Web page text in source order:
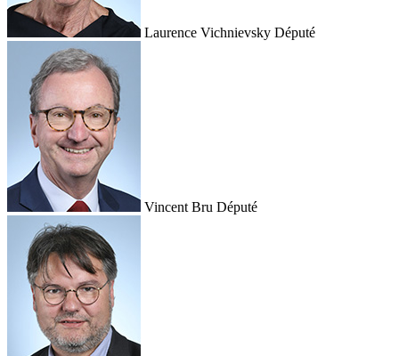
Laurence Vichnievsky Député
Vincent Bru Député